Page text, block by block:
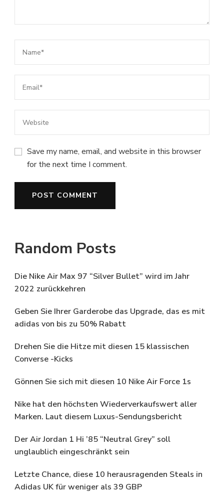
Save my name, email, and website in this browser
for the next time I comment.
Random Posts
Die Nike Air Max 97 “Silver Bullet” wird im Jahr
2022 zurückkehren
Geben Sie Ihrer Garderobe das Upgrade, das es mit
adidas von bis zu 50% Rabatt
Drehen Sie die Hitze mit diesen 15 klassischen
Converse -Kicks
Gönnen Sie sich mit diesen 10 Nike Air Force 1s
Nike hat den höchsten Wiederverkaufswert aller
Marken. Laut diesem Luxus-Sendungsbericht
Der Air Jordan 1 Hi ’85 “Neutral Grey” soll
unglaublich eingeschränkt sein
Letzte Chance, diese 10 herausragenden Steals in
Adidas UK für weniger als 39 GBP